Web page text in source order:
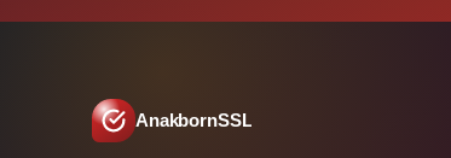
AnakbornSSL